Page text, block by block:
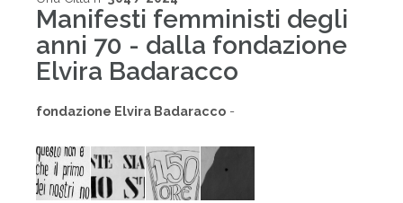
Manifesti femministi degli
anni 70 - dalla fondazione
Elvira Badaracco
fondazione Elvira Badaracco -